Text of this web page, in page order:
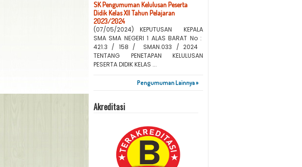
SK Pengumuman Kelulusan Peserta
Didik Kelas XII Tahun Pelajaran
2023/2024
(07/05/2024) KEPUTUSAN KEPALA
SMA SMA NEGERI 1 ALAS BARAT No :
421.3 / 158 / SMAN.033 / 2024
TENTANG PENETAPAN KELULUSAN
PESERTA DIDIK KELAS ...
Pengumuman Lainnya »
Akreditasi